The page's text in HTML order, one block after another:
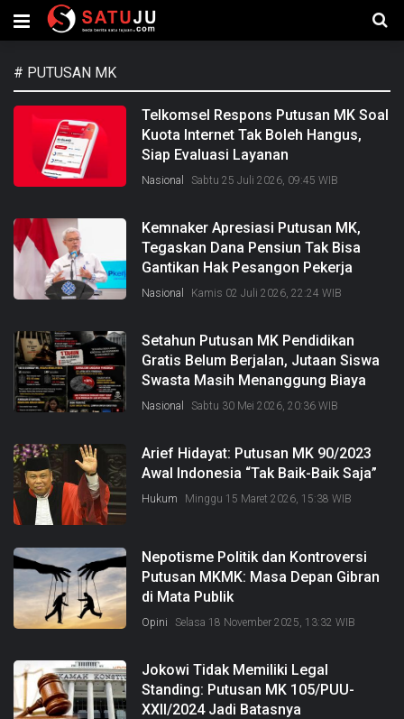
# PUTUSAN MK
Telkomsel Respons Putusan MK Soal
Kuota Internet Tak Boleh Hangus,
Siap Evaluasi Layanan
Nasional Sabtu 25 Juli 2026, 09:45 WIB
Kemnaker Apresiasi Putusan MK,
Tegaskan Dana Pensiun Tak Bisa
Gantikan Hak Pesangon Pekerja
Nasional Kamis 02 Juli 2026, 22:24 WIB
Setahun Putusan MK Pendidikan
Gratis Belum Berjalan, Jutaan Siswa
Swasta Masih Menanggung Biaya
Nasional Sabtu 30 Mei 2026, 20:36 WIB
Arief Hidayat: Putusan MK 90/2023
Awal Indonesia “Tak Baik-Baik Saja”
Hukum Minggu 15 Maret 2026, 15:38 WIB
Nepotisme Politik dan Kontroversi
Putusan MKMK: Masa Depan Gibran
di Mata Publik
Opini Selasa 18 November 2025, 13:32 WIB
Jokowi Tidak Memiliki Legal
Standing: Putusan MK 105/PUU-
XXII/2024 Jadi Batasnya